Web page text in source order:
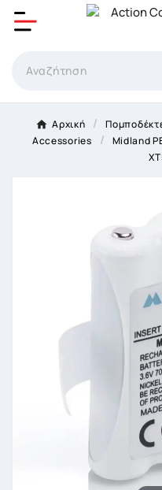
Αρχική
Accessories
Midland
Δημιουργία
Όνομα Λίστα επιθυμιτών
Ακύρωση